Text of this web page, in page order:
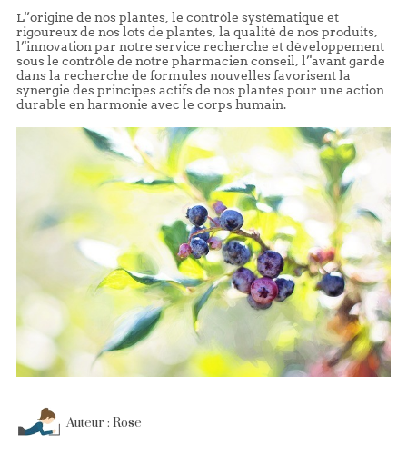
L'’origine de nos plantes, le contrôle systématique et
rigoureux de nos lots de plantes, la qualité de nos produits,
l’'innovation par notre service recherche et développement
sous le contrôle de notre pharmacien conseil, l’'avant garde
dans la recherche de formules nouvelles favorisent la
synergie des principes actifs de nos plantes pour une action
durable en harmonie avec le corps humain.
Auteur : Rose